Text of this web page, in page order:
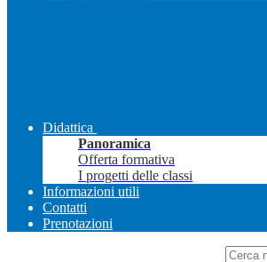
Didattica
Panoramica
Offerta formativa
I progetti delle classi
Informazioni utili
Contatti
Prenotazioni